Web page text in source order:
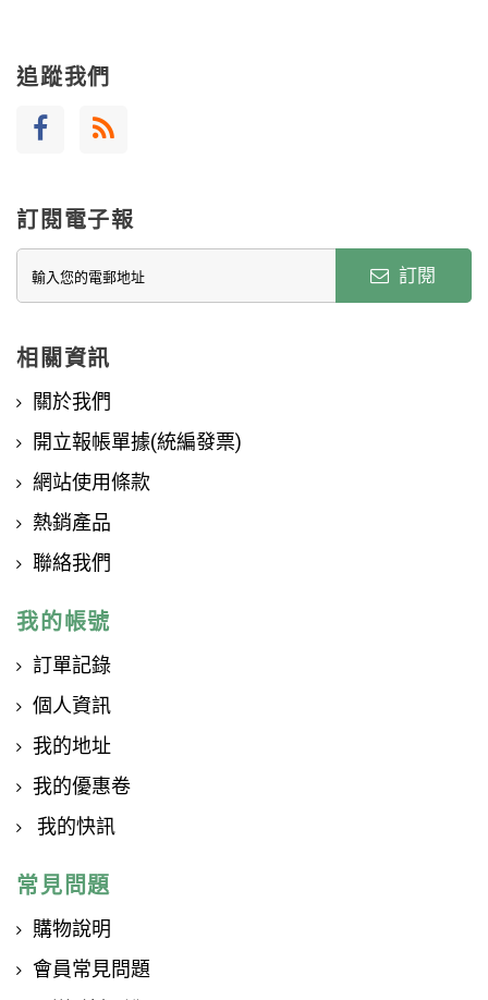
追蹤我們
訂閱電子報
訂閱
相關資訊
關於我們
開立報帳單據(統編發票)
網站使用條款
熱銷產品
聯絡我們
我的帳號
訂單記錄
個人資訊
我的地址
我的優惠卷
我的快訊
常見問題
購物說明
會員常見問題